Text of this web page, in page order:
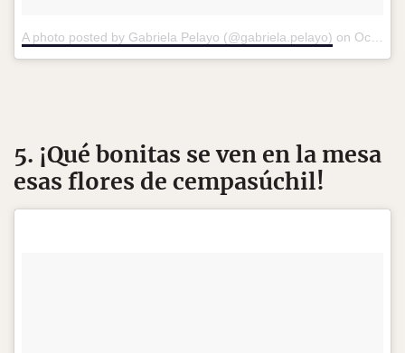
A photo posted by Gabriela Pelayo (@gabriela.pelayo) on Oct 11, 2016 at 7:41pm PDT
5. ¡Qué bonitas se ven en la mesa
esas flores de cempasúchil!